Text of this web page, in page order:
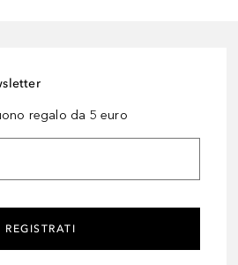
regalo da 5 euro
REGISTRATI